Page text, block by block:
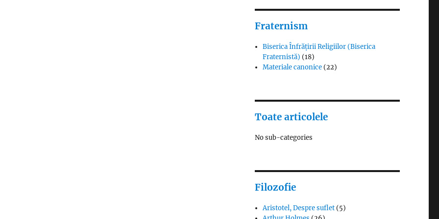
Fraternism
Biserica Înfrățirii Religiilor (Biserica
Fraternistă) (18)
Materiale canonice (22)
Toate articolele
No sub-categories
Filozofie
Aristotel, Despre suflet (5)